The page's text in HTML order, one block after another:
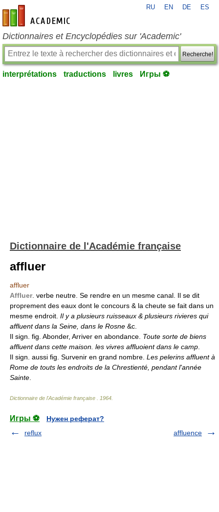
fr-academic.com
RU EN DE ES
Dictionnaires et Encyclopédies sur 'Academic'
Recherche!
interprétations traductions livres Игры ⚽
Dictionnaire de l'Académie française
affluer
affluer
Affluer. verbe neutre. Se rendre en un mesme canal. Il se dit
proprement des eaux dont le concours & la cheute se fait dans un
mesme endroit. Il y a plusieurs ruisseaux & plusieurs rivieres qui
affluent dans la Seine, dans le Rosne &c.
Il sign. fig. Abonder, Arriver en abondance. Toute sorte de biens
affluent dans cette maison. les vivres affluoient dans le camp
Il sign. aussi fig. Survenir en grand nombre. Les pelerins affluent à
Rome de touts les endroits de la Chrestienté, pendant l'année
Sainte
Dictionnaire de l'Académie française 1964
Игры ⚽
Нужен реферат?
reflux
affluence